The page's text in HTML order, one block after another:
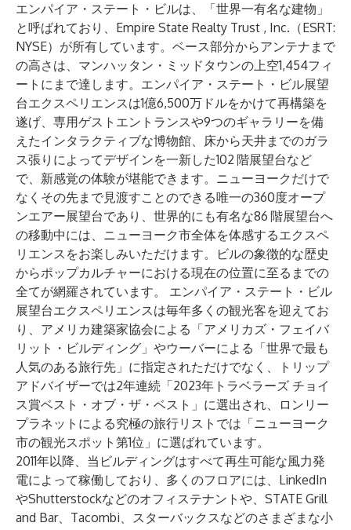
エンパイア・ステート・ビルは、「世界一有名な建物」
と呼ばれており、 Empire State Realty Trust , Inc.（ESRT:
NYSE）が所有しています。ベース部分からアンテナまで
の高さは、マンハッタン・ミッドタウンの上空1,454フィ
ートにまで達します。エンパイア・ステート・ビル展望
台エクスペリエンスは1億6,500万ドルをかけて再構築を
遂げ、専用ゲストエントランスや9つのギャラリーを備
えたインタラクティブな博物館、床から天井までのガラ
ス張りによってデザインを一新した102 階展望台など
で、新感覚の体験が堪能できます。ニューヨークだけで
なくその先まで見渡すことのできる唯一の360度オープ
ンエアー展望台であり、世界的にも有名な86 階展望台へ
の移動中には、ニューヨーク市全体を体感するエクスペ
リエンスをお楽しみいただけます。ビルの象徴的な歴史
からポップカルチャーにおける現在の位置に至るまでの
全てが網羅されています。 エンパイア・ステート・ビル
展望台エクスペリエンスは毎年多くの観光客を迎えてお
り、アメリカ建築家協会による「アメリカズ・フェイバ
リット・ビルディング」やウーバーによる「世界で最も
人気のある旅行先」に指定されただけでなく、トリップ
アドバイザーでは2年連続「2023年トラベラーズ チョイ
ス賞ベスト・オブ・ザ・ベスト」に選出され、ロンリー
プラネットによる究極の旅行リストでは「ニューヨーク
市の観光スポット第1位」に選ばれています。
2011年以降、当ビルディングはすべて再生可能な風力発
電によって稼働しており、多くのフロアには、LinkedIn
やShutterstockなどのオフィステナントや、STATE Grill
and Bar、Tacombi、スターバックスなどのさまざまな小